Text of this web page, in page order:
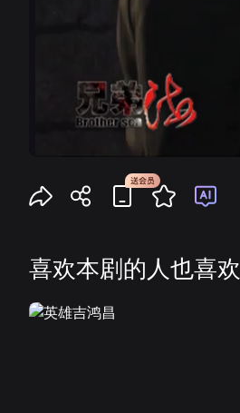
喜欢本剧的人也喜欢